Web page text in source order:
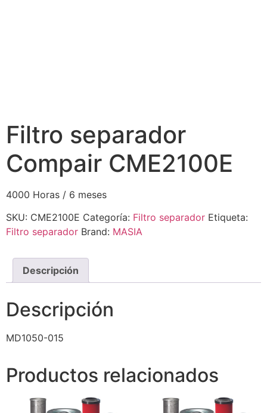
Filtro separador
Compair CME2100E
4000 Horas / 6 meses
SKU: CME2100E Categoría: Filtro separador Etiqueta:
Filtro separador Brand: MASIA
Descripción
Descripción
MD1050-015
Productos relacionados